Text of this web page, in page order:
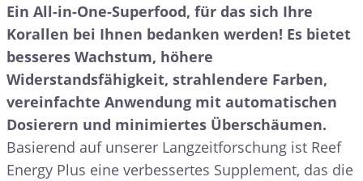
Ein All-in-One-Superfood, für das sich Ihre
Korallen bei Ihnen bedanken werden! Es bietet
besseres Wachstum, höhere
Widerstandsfähigkeit, strahlendere Farben,
vereinfachte Anwendung mit automatischen
Dosierern und minimiertes Überschäumen.
Basierend auf unserer Langzeitforschung ist Reef
Energy Plus eine verbessertes Supplement, das die